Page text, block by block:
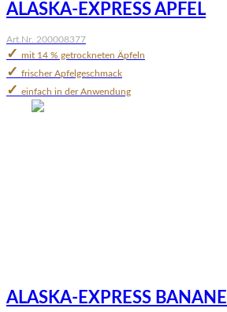
ALASKA-EXPRESS APFEL
Art.Nr. 200008377
✓ mit 14 % getrockneten Äpfeln
✓ frischer Apfelgeschmack
✓ einfach in der Anwendung
ALASKA-EXPRESS BANANE